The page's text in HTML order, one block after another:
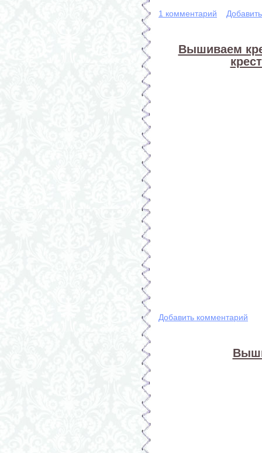
1 комментарий
Вышиваем
Добавить комментарий